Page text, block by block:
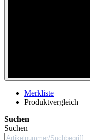
Merkliste
Produktvergleich
Suchen
Suchen